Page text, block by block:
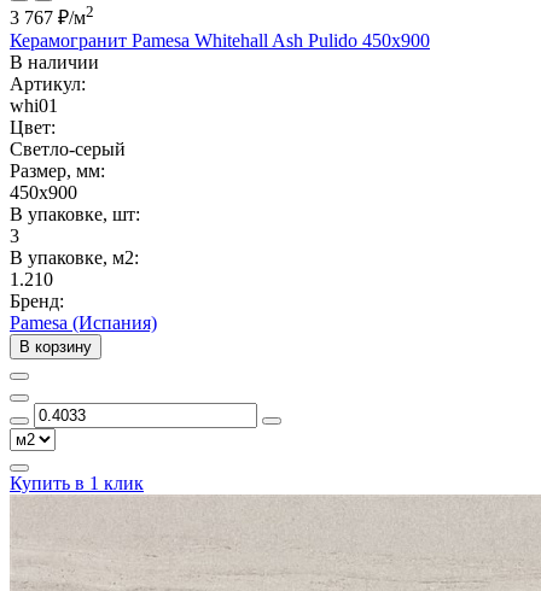
3 767 ₽/м2
Керамогранит Pamesa Whitehall Ash Pulido 450x900
В наличии
Артикул:
whi01
Цвет:
Светло-серый
Размер, мм:
450x900
В упаковке, шт:
3
В упаковке, м2:
1.210
Бренд:
Pamesa (Испания)
В корзину
Купить в 1 клик